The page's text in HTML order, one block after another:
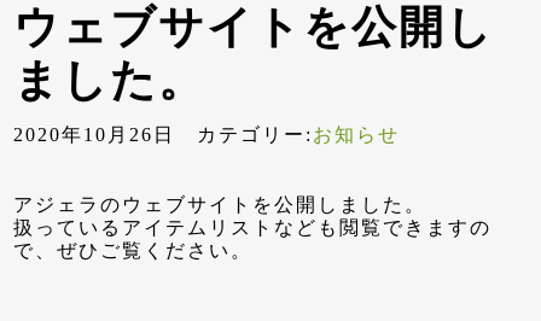
ウェブサイトを公開し
ました。
2020年10月26日 カテゴリー: お知らせ
アジェラのウェブサイトを公開しました。
扱っているアイテムリストなども閲覧できますの
で、ぜひご覧ください。